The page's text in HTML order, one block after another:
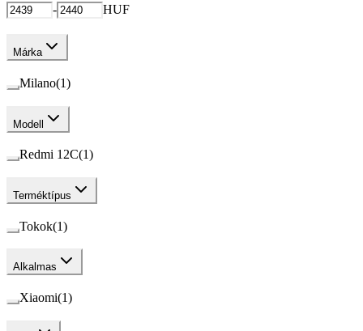
- HUF
Márka
Milano(1)
Modell
Redmi 12C(1)
Terméktípus
Tokok(1)
Alkalmas
Xiaomi(1)